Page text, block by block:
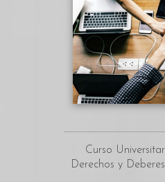
Curso
Derechos y